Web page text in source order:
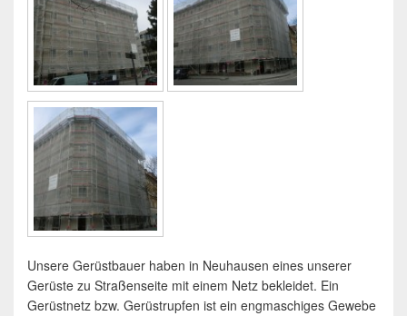
Unsere Gerüstbauer haben in Neuhausen eines unserer
Gerüste zu Straßenseite mit einem Netz bekleidet. Ein
Gerüstnetz bzw. Gerüstrupfen ist ein engmaschiges Gewebe